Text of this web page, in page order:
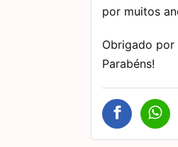
por muitos
Obrigado por
Parabéns!